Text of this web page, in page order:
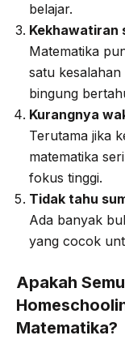
belajar.
Kekhawatiran
Matematika
satu
bingung
Kurangnya
Terutama jika
matematika
fokus tinggi.
Tidak tahu
Ada banyak
yang cocok
Apakah
Matematika?